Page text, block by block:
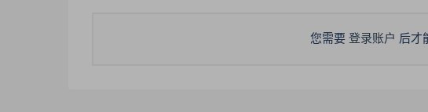
您需要 登录账户 后才